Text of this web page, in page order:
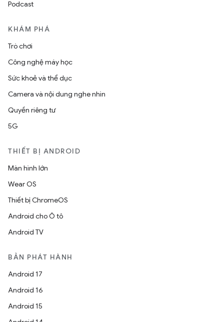
Podcast
KHÁM PHÁ
Trò chơi
Công nghệ máy học
Sức khoẻ và thể dục
Camera và nội dung nghe nhìn
Quyền riêng tư
5G
THIẾT BỊ ANDROID
Màn hình lớn
Wear OS
Thiết bị ChromeOS
Android cho Ô tô
Android TV
BẢN PHÁT HÀNH
Android 17
Android 16
Android 15